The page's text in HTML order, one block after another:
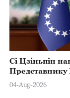
Сі Цзіньпін
Представнику
Марстерсу з
04-Aug-2026